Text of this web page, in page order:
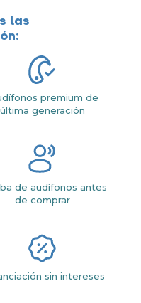
las
premium de
última generación
de audífonos antes
de comprar
sin intereses